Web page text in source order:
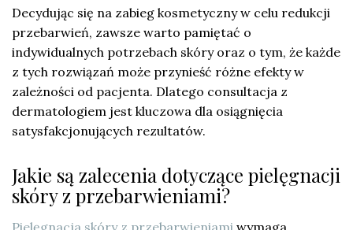
Decydując się na zabieg kosmetyczny w celu redukcji
przebarwień, zawsze warto pamiętać o
indywidualnych potrzebach skóry oraz o tym, że każde
z tych rozwiązań może przynieść różne efekty w
zależności od pacjenta. Dlatego consultacja z
dermatologiem jest kluczowa dla osiągnięcia
satysfakcjonujących rezultatów.
Jakie są zalecenia dotyczące pielęgnacji
skóry z przebarwieniami?
Pielęgnacja skóry z przebarwieniami wymaga